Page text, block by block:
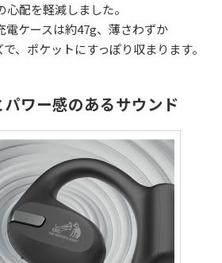
配を軽減しました。
電ケースは約47g、薄さわずか
、ポケットにすっぽり収まります。
ワー感のあるサウンド